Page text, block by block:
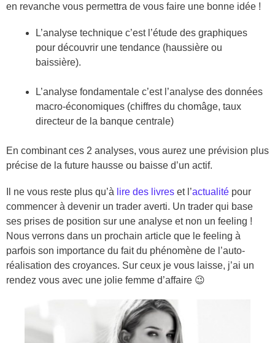
en revanche vous permettra de vous faire une bonne idée !
L’analyse technique c’est l’étude des graphiques
pour découvrir une tendance (haussière ou
baissière).
L’analyse fondamentale c’est l’analyse des données
macro-économiques (chiffres du chomâge, taux
directeur de la banque centrale)
En combinant ces 2 analyses, vous aurez une prévision plus
précise de la future hausse ou baisse d’un actif.
Il ne vous reste plus qu’à lire des livres et l’actualité pour
commencer à devenir un trader averti. Un trader qui base
ses prises de position sur une analyse et non un feeling !
Nous verrons dans un prochain article que le feeling à
parfois son importance du fait du phénomène de l’auto-
réalisation des croyances. Sur ceux je vous laisse, j’ai un
rendez vous avec une jolie femme d’affaire 😉